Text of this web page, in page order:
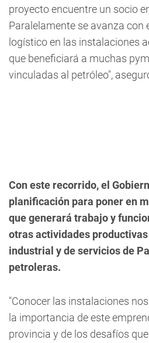
proyecto encuentre un socio
Paralelamente se avanza con
logístico en las instalaciones
que beneficiará a muchas
vinculadas al petróleo",
Con este recorrido, el
planificación para poner en
que generará trabajo y
otras actividades
industrial y de servicios de
petroleras.
"Conocer las instalaciones
la importancia de este
provincia y de los desafíos